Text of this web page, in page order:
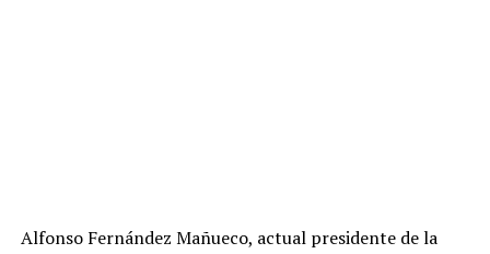
Alfonso Fernández Mañueco, actual presidente de la